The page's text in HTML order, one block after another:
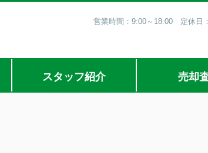
営業時間：9:00～18:00 定休日
スタッフ紹介 売却